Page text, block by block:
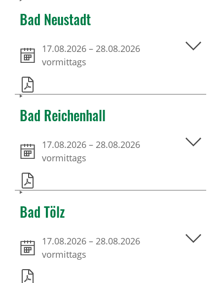
Bad Neustadt
17.08.2026 – 28.08.2026
vormittags
Bad Reichenhall
17.08.2026 – 28.08.2026
vormittags
Bad Tölz
17.08.2026 – 28.08.2026
vormittags